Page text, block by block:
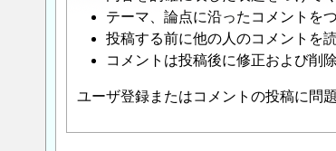
テーマ、論点に沿ったコメントを
投稿する前に他の人のコメントを
コメントは投稿後に修正および削
ユーザ登録またはコメントの投稿に問